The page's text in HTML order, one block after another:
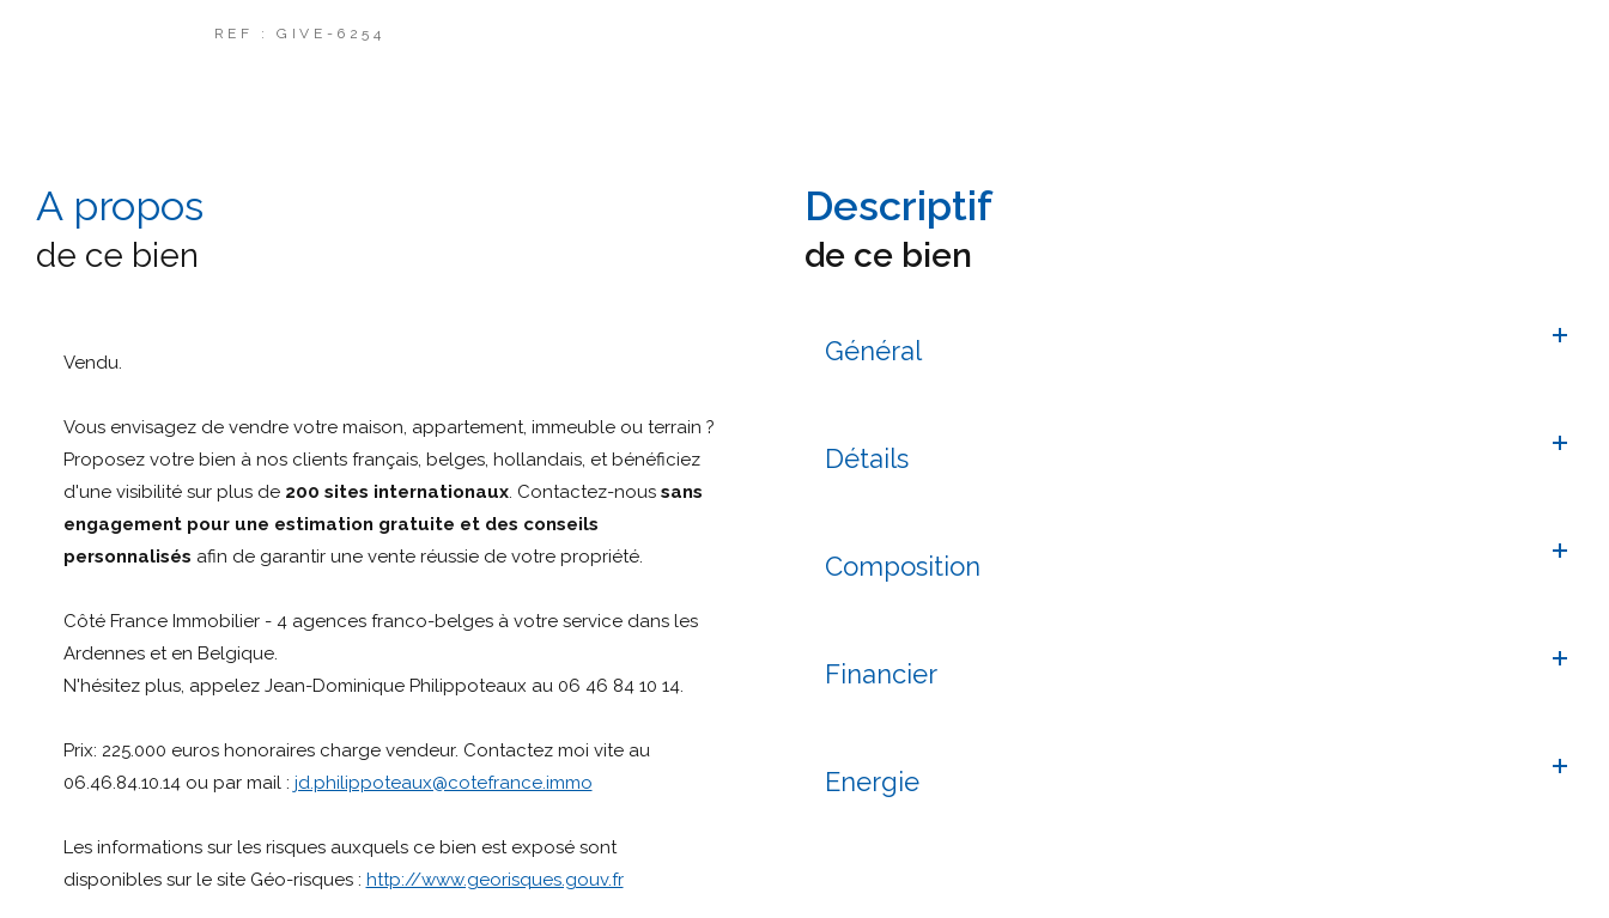
REF : GIVE-6254
a propos
de ce bien
Vendu.
Vous envisagez de vendre votre maison, appartement, immeuble ou terrain ?
Proposez votre bien à nos clients français, belges, hollandais, et bénéficiez
d'une visibilité sur plus de 200 sites internationaux. Contactez-nous sans
engagement pour une estimation gratuite et des conseils
personnalisés afin de garantir une vente réussie de votre propriété.
Côté France Immobilier - 4 agences franco-belges à votre service dans les
Ardennes et en Belgique.
N'hésitez plus, appelez Jean-Dominique Philippoteaux au 06 46 84 10 14.
Prix: 225.000 euros honoraires charge vendeur. Contactez moi vite au
06.46.84.10.14 ou par mail : jd.philippoteaux@cotefrance.immo
Les informations sur les risques auxquels ce bien est exposé sont
disponibles sur le site Géo-risques : http://www.georisques.gouv.fr
descriptif
de ce bien
Général
Détails
Composition
Financier
Energie